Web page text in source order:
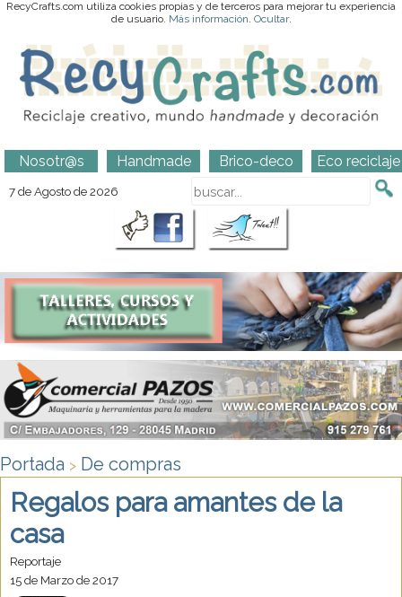
RecyCrafts.com utiliza cookies propias y de terceros para mejorar tu experiencia
de usuario. Más información. Ocultar.
Nosotr@s Handmade Brico-deco Eco reciclaje
7 de Agosto de 2026
Portada > De compras
Regalos para amantes de la
casa
Reportaje
15 de Marzo de 2017